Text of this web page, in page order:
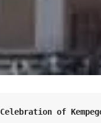
Celebration of